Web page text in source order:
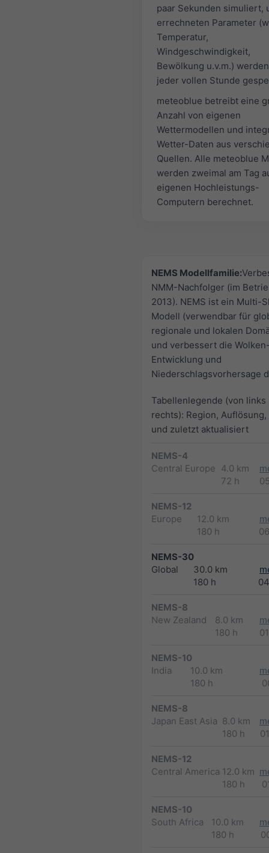
paar Sekunden simuliert,
errechneten Parameter
Temperatur,
Windgeschwindigkeit,
Bewölkung u.v.m.)
jeder vollen Stunde
meteoblue betreibt eine
Anzahl von eigenen
Wettermodellen und
Wetter-Daten aus
Quellen. Alle meteoblue
werden zweimal am Tag
eigenen Hochleistungs-
Computern berechnet.
NEMS Modellfamilie:
NMM-Nachfolger (im
2013). NEMS ist ein Multi-
Modell (verwendbar für
regionale und lokalen
und verbessert die
Entwicklung und
Niederschlagsvorhersage
Tabellenlegende (von links
rechts): Region, Auflösung,
und zuletzt aktualisiert
NEMS-4
Central Europe 4.0 km
72 h
NEMS-12
Europe
12.0 km
180 h
NEMS-30
Global
30.0 km
180 h
NEMS-8
New Zealand
8.0 km
180 h
NEMS-10
India
10.0 km
180 h
NEMS-8
Japan East Asia 8.0 km
180 h
NEMS-12
Central America 12.0 km
180 h
NEMS-10
South Africa
10.0 km
180 h